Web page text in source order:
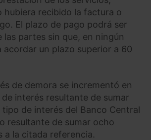
hubiera recibido la factura o
El plazo de pago podrá ser
las partes sin que, en ningún
acordar un plazo superior a 60
de demora se incrementó en
de interés resultante de sumar
de interés del Banco Central
resultante de sumar ocho
a la citada referencia.